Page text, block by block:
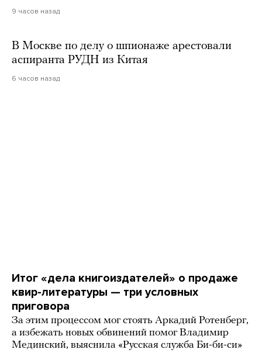
9 часов назад
В Москве по делу о шпионаже арестовали
аспиранта РУДН из Китая
6 часов назад
Итог «дела книгоиздателей» о продаже
квир-литературы — три условных
приговора
За этим процессом мог стоять Аркадий Ротенберг,
а избежать новых обвинений помог Владимир
Мединский, выяснила «Русская служба Би-би-си»